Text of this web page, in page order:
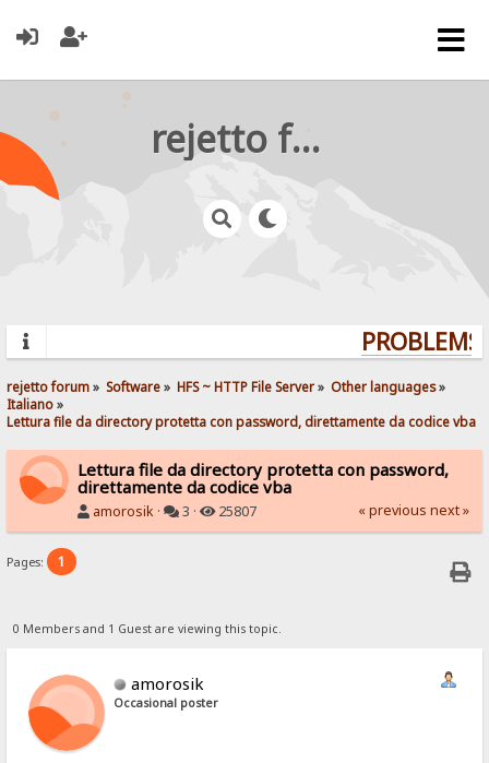
rejetto forum
rejetto forum» Software» HFS ~ HTTP File Server» Other languages»
Italiano»
Lettura file da directory protetta con password, direttamente da codice vba
Lettura file da directory protetta con password,
direttamente da codice vba
amorosik · 3 · 25807 « previous next »
Pages: 1
0 Members and 1 Guest are viewing this topic.
amorosik
Occasional poster